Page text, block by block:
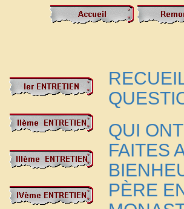
QUI
FAITES
PÈRE